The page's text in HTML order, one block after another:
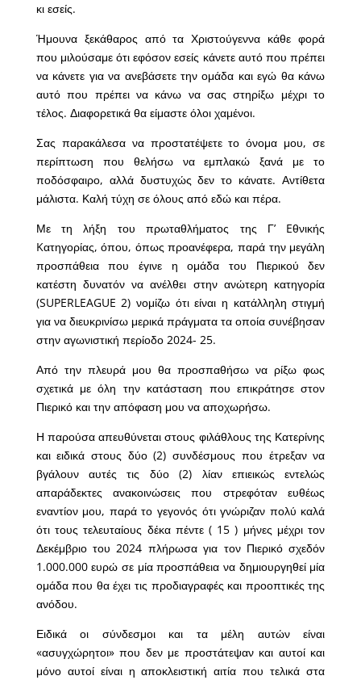
κι εσείς.
Ήμουνα ξεκάθαρος από τα Χριστούγεννα κάθε φορά
που μιλούσαμε ότι εφόσον εσείς κάνετε αυτό που πρέπει
να κάνετε για να ανεβάσετε την ομάδα και εγώ θα κάνω
αυτό που πρέπει να κάνω να σας στηρίξω μέχρι το
τέλος. Διαφορετικά θα είμαστε όλοι χαμένοι.
Σας παρακάλεσα να προστατέψετε το όνομα μου, σε
περίπτωση που θελήσω να εμπλακώ ξανά με το
ποδόσφαιρο, αλλά δυστυχώς δεν το κάνατε. Αντίθετα
μάλιστα. Καλή τύχη σε όλους από εδώ και πέρα.
Με τη λήξη του πρωταθλήματος της Γ’ Eθνικής
Kατηγορίας, όπου, όπως προανέφερα, παρά την μεγάλη
προσπάθεια που έγινε η ομάδα του Πιερικού δεν
κατέστη δυνατόν να ανέλθει στην ανώτερη κατηγορία
(SUPERLEAGUE 2) νομίζω ότι είναι η κατάλληλη στιγμή
για να διευκρινίσω μερικά πράγματα τα οποία συνέβησαν
στην αγωνιστική περίοδο 2024- 25.
Από την πλευρά μου θα προσπαθήσω να ρίξω φως
σχετικά με όλη την κατάσταση που επικράτησε στον
Πιερικό και την απόφαση μου να αποχωρήσω.
Η παρούσα απευθύνεται στους φιλάθλους της Κατερίνης
και ειδικά στους δύο (2) συνδέσμους που έτρεξαν να
βγάλουν αυτές τις δύο (2) λίαν επιεικώς εντελώς
απαράδεκτες ανακοινώσεις που στρεφόταν ευθέως
εναντίον μου, παρά το γεγονός ότι γνώριζαν πολύ καλά
ότι τους τελευταίους δέκα πέντε ( 15 ) μήνες μέχρι τον
Δεκέμβριο του 2024 πλήρωσα για τον Πιερικό σχεδόν
1.000.000 ευρώ σε μία προσπάθεια να δημιουργηθεί μία
ομάδα που θα έχει τις προδιαγραφές και προοπτικές της
ανόδου.
Ειδικά οι σύνδεσμοι και τα μέλη αυτών είναι
«ασυγχώρητοι» που δεν με προστάτεψαν και αυτοί και
μόνο αυτοί είναι η αποκλειστική αιτία που τελικά στα